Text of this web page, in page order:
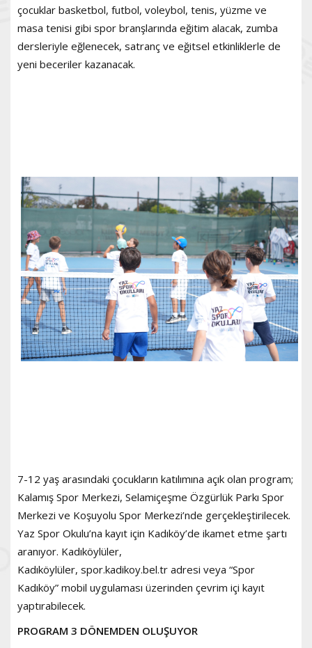
çocuklar basketbol, futbol, voleybol, tenis, yüzme ve
masa tenisi gibi spor branşlarında eğitim alacak, zumba
dersleriyle eğlenecek, satranç ve eğitsel etkinliklerle de
yeni beceriler kazanacak.
7-12 yaş arasındaki çocukların katılımına açık olan program;
Kalamış Spor Merkezi, Selamiçeşme Özgürlük Parkı Spor
Merkezi ve Koşuyolu Spor Merkezi’nde gerçekleştirilecek.
Yaz Spor Okulu’na kayıt için Kadıköy’de ikamet etme şartı
aranıyor. Kadıköylüler,
Kadıköylüler, spor.kadikoy.bel.tr adresi veya “Spor
Kadıköy” mobil uygulaması üzerinden çevrim içi kayıt
yaptırabilecek.
PROGRAM 3 DÖNEMDEN OLUŞUYOR